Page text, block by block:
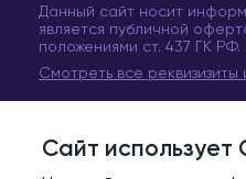
Сайт использует
Данный сайт носит
является публичной
положениями ст. 437 ГК РФ.
Смотреть все
© Сеть медицинских центров